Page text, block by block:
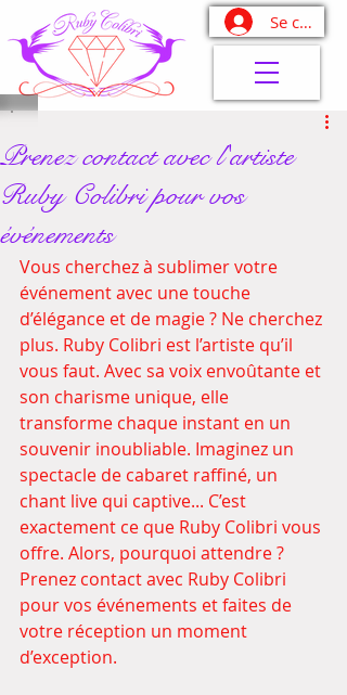
Se
Prenez contact avec l'artiste
Ruby Colibri pour vos
événements
Vous cherchez à sublimer votre
événement avec une touche
d’élégance et de magie ? Ne cherchez
plus. Ruby Colibri est l’artiste qu’il
vous faut. Avec sa voix envoûtante et
son charisme unique, elle
transforme chaque instant en un
souvenir inoubliable. Imaginez un
spectacle de cabaret raffiné, un
chant live qui captive... C’est
exactement ce que Ruby Colibri vous
offre. Alors, pourquoi attendre ?
Prenez contact avec Ruby Colibri
pour vos événements et faites de
votre réception un moment
d’exception.